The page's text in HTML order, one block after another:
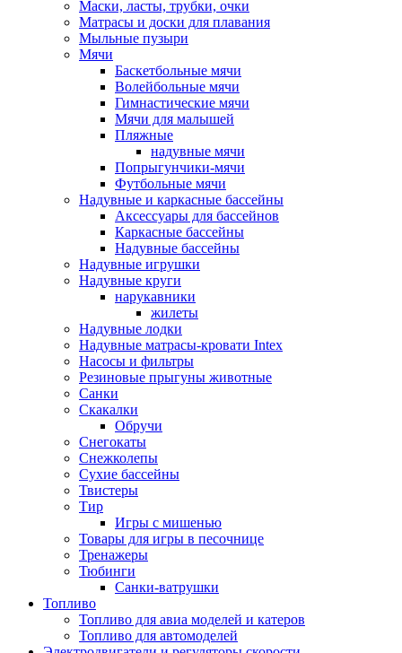
Маски, ласты, трубки, очки
Матрасы и доски для плавания
Мыльные пузыри
Мячи
Баскетбольные мячи
Волейбольные мячи
Гимнастические мячи
Мячи для малышей
Пляжные
надувные мячи
Попрыгунчики-мячи
Футбольные мячи
Надувные и каркасные бассейны
Аксессуары для бассейнов
Каркасные бассейны
Надувные бассейны
Надувные игрушки
Надувные круги
нарукавники
жилеты
Надувные лодки
Надувные матрасы-кровати Intex
Насосы и фильтры
Резиновые прыгуны животные
Санки
Скакалки
Обручи
Снегокаты
Снежколепы
Сухие бассейны
Твистеры
Тир
Игры с мишенью
Товары для игры в песочнице
Тренажеры
Тюбинги
Санки-ватрушки
Топливо
Топливо для авиа моделей и катеров
Топливо для автомоделей